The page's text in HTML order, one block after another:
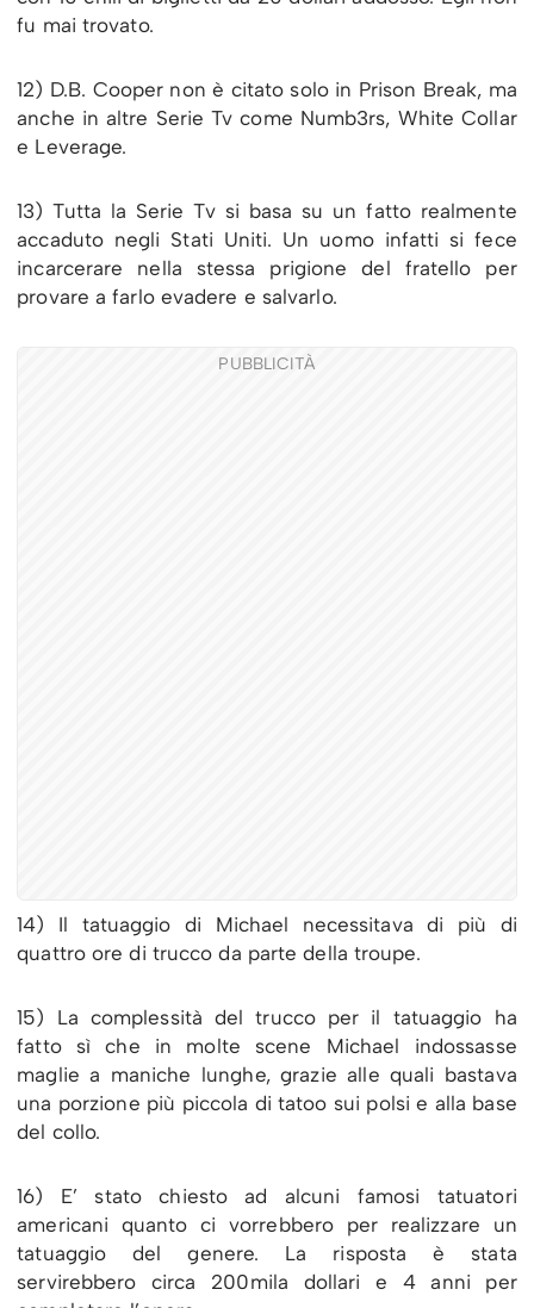
fu mai trovato.
12) D.B. Cooper non è citato solo in Prison Break, ma
anche in altre Serie Tv come Numb3rs, White Collar
e Leverage.
13) Tutta la Serie Tv si basa su un fatto realmente
accaduto negli Stati Uniti. Un uomo infatti si fece
incarcerare nella stessa prigione del fratello per
provare a farlo evadere e salvarlo.
PUBBLICITÀ
14) Il tatuaggio di Michael necessitava di più di
quattro ore di trucco da parte della troupe.
15) La complessità del trucco per il tatuaggio ha
fatto sì che in molte scene Michael indossasse
maglie a maniche lunghe, grazie alle quali bastava
una porzione più piccola di tatoo sui polsi e alla base
del collo.
16) E’ stato chiesto ad alcuni famosi tatuatori
americani quanto ci vorrebbero per realizzare un
tatuaggio del genere. La risposta è stata
servirebbero circa 200mila dollari e 4 anni per